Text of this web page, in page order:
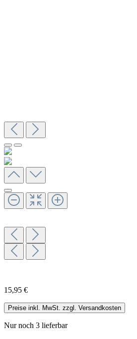
15,95 €
Preise inkl. MwSt. zzgl. Versandkosten
Nur noch 3 lieferbar